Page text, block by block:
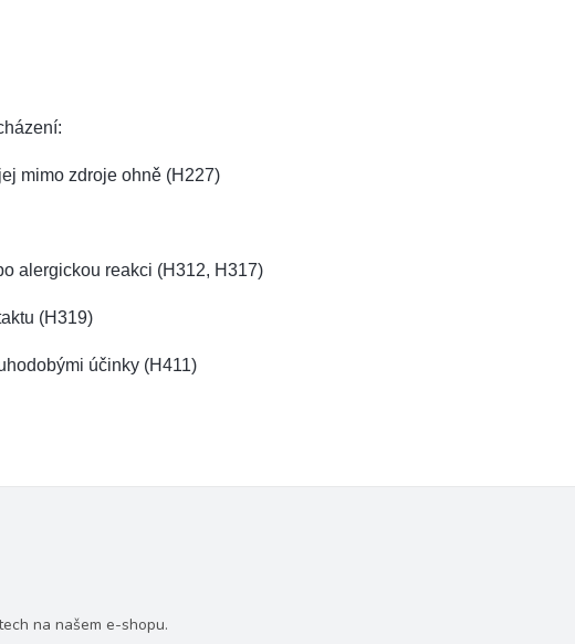
mimo zdroje ohně (H227)
alergickou reakci (H312, H317)
(H319)
účinky (H411)
na našem e-shopu.